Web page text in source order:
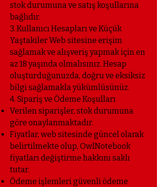
stok durumuna ve satış koşullarına
bağlıdır.
3. Kullanıcı Hesapları ve Küçük
Yaştakiler Web sitesine erişim
sağlamak ve alışveriş yapmak için en
az 18 yaşında olmalısınız. Hesap
oluşturduğunuzda, doğru ve eksiksiz
bilgi sağlamakla yükümlüsünüz.
4. Sipariş ve Ödeme Koşulları
Verilen siparişler, stok durumuna
göre onaylanmaktadır.
Fiyatlar, web sitesinde güncel olarak
belirtilmekte olup, OwlNotebook
fiyatları değiştirme hakkını saklı
tutar.
Ödeme işlemleri güvenli ödeme